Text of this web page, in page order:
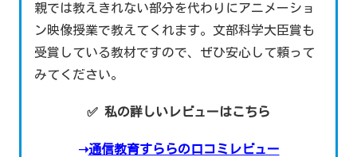
親では教えきれない部分を代わりにアニメーショ
ン映像授業で教えてくれます。文部科学大臣賞も
受賞している教材ですので、ぜひ安心して頼って
みてください。
✅ 私の詳しいレビューはこちら
➝通信教育すららの口コミレビュー